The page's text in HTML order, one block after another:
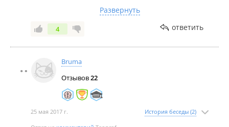
Спасибо за обращение, если у вас нет времени
читать что-то на сайте, вы всегда можете
позвонить по указанным телефонам. К
сожалению некоторые вещи невозможно
описать в 2-х словах, именно поэтому вам дали
ссылки на материалы в которых приведены
обширные ответы на ваши вопросы.
Развернуть
4 ответить
Bruma
Отзывов22
25 мая 2017 г. История беседы (2)